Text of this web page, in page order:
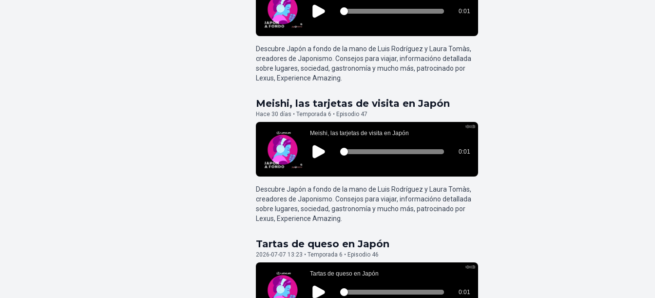
Descubre Japón a fondo de la mano de Luis Rodríguez y Laura Tomàs,
creadores de Japonismo. Consejos para viajar, informacióno detallada
sobre lugares, sociedad, gastronomía y mucho más, patrocinado por
Lexus, Experience Amazing.
Meishi, las tarjetas de visita en Japón
Hace 30 días • Temporada 6 • Episodio 47
Descubre Japón a fondo de la mano de Luis Rodríguez y Laura Tomàs,
creadores de Japonismo. Consejos para viajar, informacióno detallada
sobre lugares, sociedad, gastronomía y mucho más, patrocinado por
Lexus, Experience Amazing.
Tartas de queso en Japón
2026-07-07 13:23 • Temporada 6 • Episodio 46